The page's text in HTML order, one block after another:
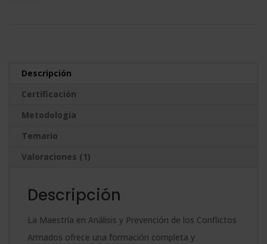
Conflictos
Armados
Diploma
Acreditado
Descripción
Certificación
Metodologia
Temario
Valoraciones (1)
Descripción
La Maestría en Análisis y Prevención de los Conflictos
Armados ofrece una formación completa y